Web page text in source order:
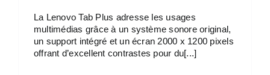
La Lenovo Tab Plus adresse les usages
multimédias grâce à un système sonore original,
un support intégré et un écran 2000 x 1200 pixels
offrant d’excellent contrastes pour du[...]